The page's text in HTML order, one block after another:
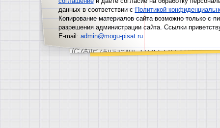
данных в соответствии сПолитикой
Копирование материалов сайта возможно только с
разрешения администрации сайта. Ссылки
E-mail:admin@mogu-pisat.ru